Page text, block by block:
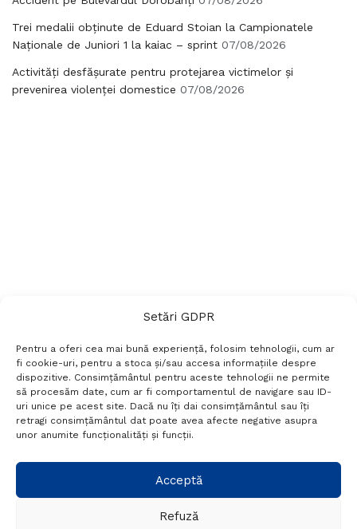
Setări GDPR
Pentru a oferi cea mai bună experiență, folosim tehnologii, cum ar
fi cookie-uri, pentru a stoca și/sau accesa informațiile despre
dispozitive. Consimțământul pentru aceste tehnologii ne permite
să procesăm date, cum ar fi comportamentul de navigare sau ID-
uri unice pe acest site. Dacă nu îți dai consimțământul sau îți
retragi consimțământul dat poate avea afecte negative asupra
unor anumite funcționalități și funcții.
Acceptă
Refuză
Trei medalii obținute de Eduard Stoian la Campionatele
Naționale de Juniori 1 la kaiac – sprint 07/08/2026
Activități desfășurate pentru protejarea victimelor și
prevenirea violenței domestice 07/08/2026
Termeni si conditii
Politică de confidențialitate
Politica cookies
Setări GDPR
+40 788 760 194